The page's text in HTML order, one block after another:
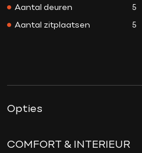
Aantal deuren 5
Aantal zitplaatsen 5
Bouwjaar
Prijs
Opties
COMFORT & INTERIEUR